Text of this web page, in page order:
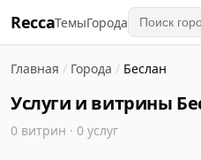
ReccaТемыГорода
Главная / Города / Беслан
Услуги и витрины
0 витрин · 0 услуг